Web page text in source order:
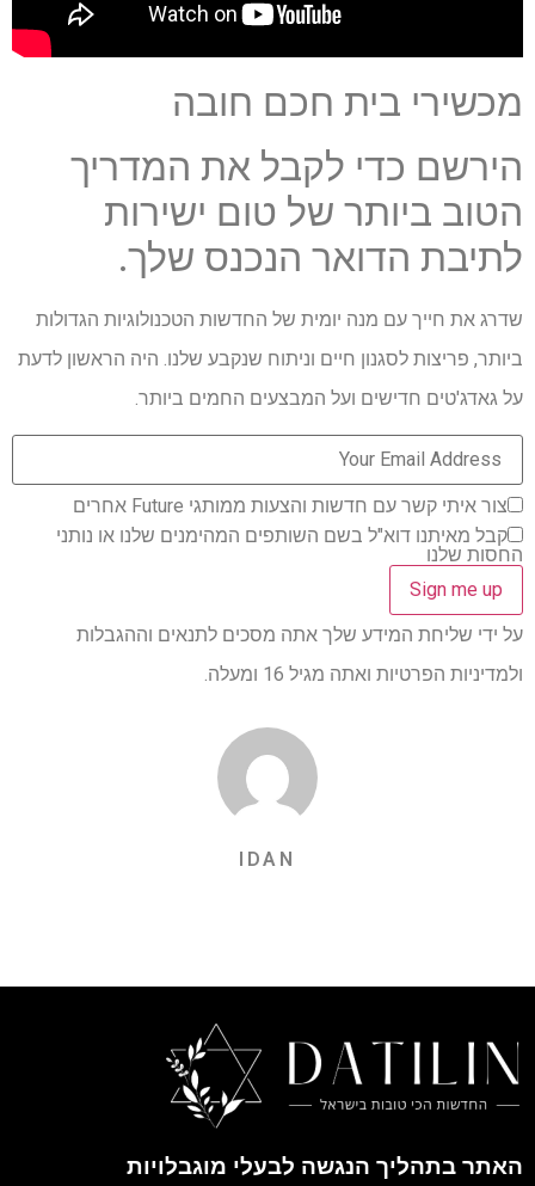
מכשירי בית חכם חובה
הירשם כדי לקבל את המדריך
הטוב ביותר של טום ישירות
לתיבת הדואר הנכנס שלך.
שדרג את חייך עם מנה יומית של החדשות הטכנולוגיות הגדולות
ביותר, פריצות לסגנון חיים וניתוח שנקבע שלנו. היה הראשון לדעת
על גאדג'טים חדישים ועל המבצעים החמים ביותר.
צור איתי קשר עם חדשות והצעות ממותגי Future אחרים
קבל מאיתנו דוא"ל בשם השותפים המהימנים שלנו או נותני
החסות שלנו
על ידי שליחת המידע שלך אתה מסכים לתנאים וההגבלות
ולמדיניות הפרטיות ואתה מגיל 16 ומעלה.
IDAN
האתר בתהליך הנגשה לבעלי מוגבלויות